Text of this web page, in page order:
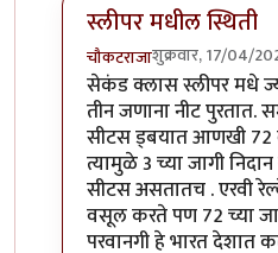
स्लीपर मधील स्थिती
चौकटराजाशुक्रवार, 17/04/
In reply to...by
सेकंड क्लास स्लीपर मधे
तीन जणाना नीट
सीटस ड्बयात आणखी 72
त्यामुळे 3 च्या जागी
सीटस असतातच . एरवी
वसूल करते पण 72 च्या
परवानगी हे भारत देशात